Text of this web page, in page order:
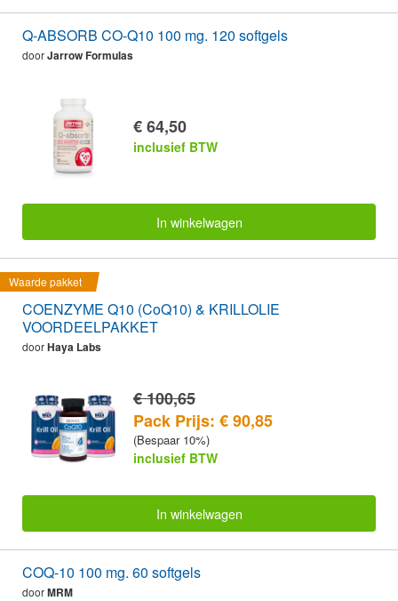
Q-ABSORB CO-Q10 100 mg. 120 softgels
doorJarrow Formulas
€ 64,50
inclusief BTW
In winkelwagen
Waarde pakket
COENZYME Q10 (CoQ10) & KRILLOLIE
VOORDEELPAKKET
doorHaya Labs
€ 100,65
Pack Prijs: € 90,85
(Bespaar 10%)
inclusief BTW
In winkelwagen
COQ-10 100 mg. 60 softgels
doorMRM